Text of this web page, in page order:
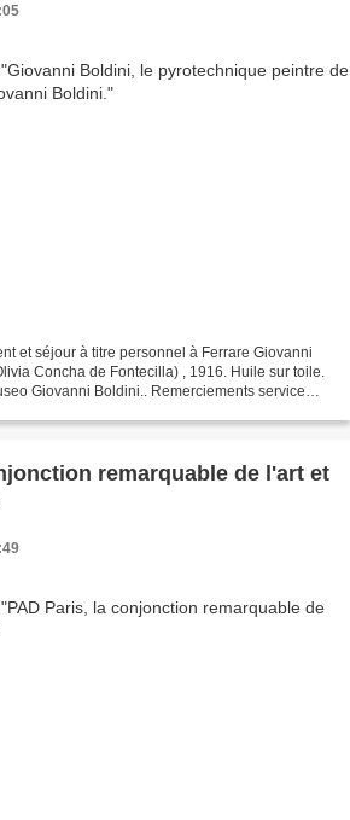
et séjour à titre personnel à Ferrare Giovanni
Concha de Fontecilla) , 1916. Huile sur toile.
Giovanni Boldini.. Remerciements service
remarquable de l'art et